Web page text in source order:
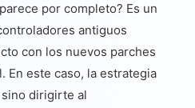
por completo? Es un
antiguos
con los nuevos parches
En este caso, la estrategia
dirigirte al